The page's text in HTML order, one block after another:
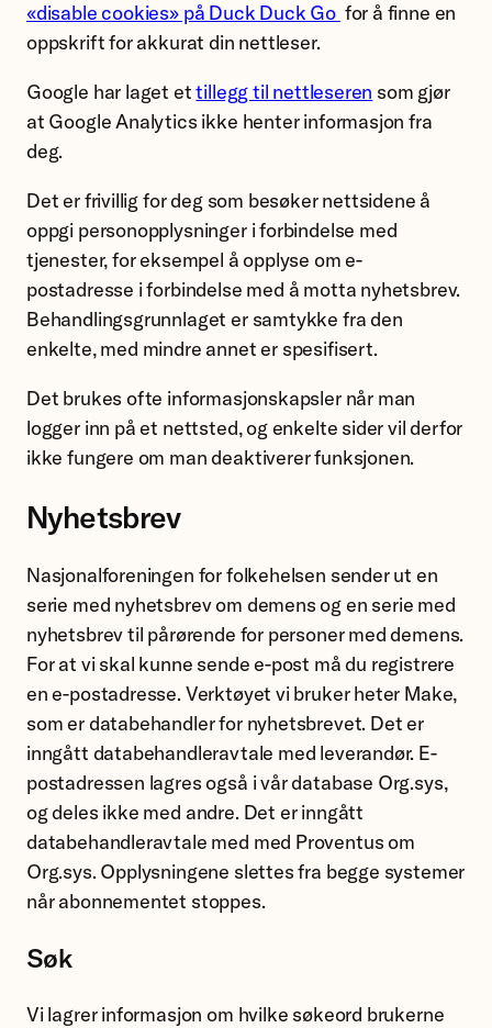
«disable cookies» på Duck Duck Go for å finne en
oppskrift for akkurat din nettleser.
Google har laget ettillegg til nettleseren som gjør
at Google Analytics ikke henter informasjon fra
deg.
Det er frivillig for deg som besøker nettsidene å
oppgi personopplysninger i forbindelse med
tjenester, for eksempel å opplyse om e-
postadresse i forbindelse med å motta nyhetsbrev.
Behandlingsgrunnlaget er samtykke fra den
enkelte, med mindre annet er spesifisert.
Det brukes ofte informasjonskapsler når man
logger inn på et nettsted, og enkelte sider vil derfor
ikke fungere om man deaktiverer funksjonen.
Nyhetsbrev
Nasjonalforeningen for folkehelsen sender ut en
serie med nyhetsbrev om demens og en serie med
nyhetsbrev til pårørende for personer med demens.
For at vi skal kunne sende e-post må du registrere
en e-postadresse. Verktøyet vi bruker heter Make,
som er databehandler for nyhetsbrevet. Det er
inngått databehandleravtale med leverandør. E-
postadressen lagres også i vår database Org.sys,
og deles ikke med andre. Det er inngått
databehandleravtale med med Proventus om
Org.sys. Opplysningene slettes fra begge systemer
når abonnementet stoppes.
Søk
Vi lagrer informasjon om hvilke søkeord brukerne